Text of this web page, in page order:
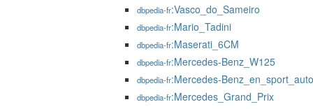
dbpedia-fr:Vasco_do_Sameiro
dbpedia-fr:Mario_Tadini
dbpedia-fr:Maserati_6CM
dbpedia-fr:Mercedes-Benz_W125
dbpedia-fr:Mercedes-
dbpedia-fr:Mercedes_Grand_Prix